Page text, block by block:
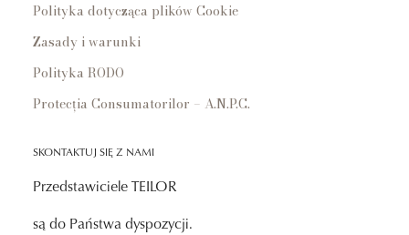
Polityka dotycząca plików Cookie
Zasady i warunki
Polityka RODO
Protecția Consumatorilor – A.N.P.C.
SKONTAKTUJ SIĘ Z NAMI
Przedstawiciele TEILOR
są do Państwa dyspozycji.